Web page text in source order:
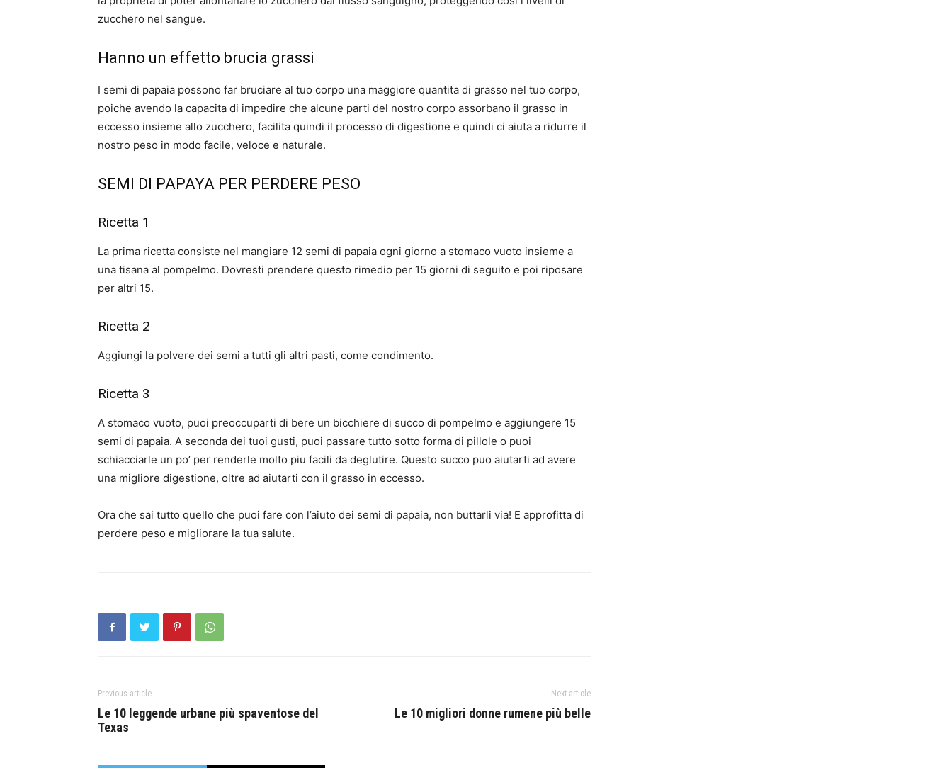
zucchero nel sangue.
Hanno un effetto brucia grassi
I semi di papaia possono far bruciare al tuo corpo una maggiore quantita di grasso nel tuo corpo,
poiche avendo la capacita di impedire che alcune parti del nostro corpo assorbano il grasso in
eccesso insieme allo zucchero, facilita quindi il processo di digestione e quindi ci aiuta a ridurre il
nostro peso in modo facile, veloce e naturale.
SEMI DI PAPAYA PER PERDERE PESO
Ricetta 1
La prima ricetta consiste nel mangiare 12 semi di papaia ogni giorno a stomaco vuoto insieme a
una tisana al pompelmo. Dovresti prendere questo rimedio per 15 giorni di seguito e poi riposare
per altri 15.
Ricetta 2
Aggiungi la polvere dei semi a tutti gli altri pasti, come condimento.
Ricetta 3
A stomaco vuoto, puoi preoccuparti di bere un bicchiere di succo di pompelmo e aggiungere 15
semi di papaia. A seconda dei tuoi gusti, puoi passare tutto sotto forma di pillole o puoi
schiacciarle un po’ per renderle molto piu facili da deglutire. Questo succo puo aiutarti ad avere
una migliore digestione, oltre ad aiutarti con il grasso in eccesso.
Ora che sai tutto quello che puoi fare con l’aiuto dei semi di papaia, non buttarli via! E approfitta di
perdere peso e migliorare la tua salute.
Previous article
Le 10 leggende urbane più spaventose del
Texas
Next article
Le 10 migliori donne rumene più belle